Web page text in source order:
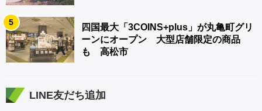
5
四国最大「3COINS+plus」が丸亀町グリ
ーンにオープン 大型店舗限定の商品
も 高松市
LINE友だち追加